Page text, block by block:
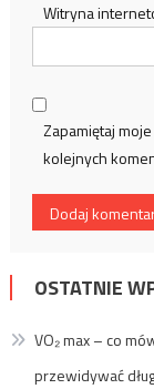
Witryna
Zapamiętaj
kolejnych
OSTATNIE
VO₂ max – co
przewidywać